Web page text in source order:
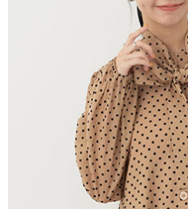
1.分期款項不併入電信帳單，「大哥付
2.透過簡訊連結打開帳單後，可選擇「
帳／街口支付／iPASS MONEY」等通
1.本服務係由「台灣大哥大股份有限公
用戶於交易時，得透過本服務購買商品
買賣價金債權讓與本公司後，依約使用
2.基於同意付款使用「大哥付你分期」
資料（包含姓名、電話或地址）提供予
由本公司與您本人進行分期帳單所需資
3.完整用戶服務條款，請詳閱以下連結：
３．安心：先確認商品／服務後，再付款
【「AFTEE先享後付」結帳流程】
１．於結帳方式選擇「AFTEE先享後
結帳頁面，進行簡訊認證並確認金額後
２．訂單成立數日內，您將收到繳費通
３．收到繳費通知簡訊後14天內，點擊
ATM／網路銀行／等多元方式進行付款
※ 請注意：結帳手續完成當下不需立刻
購買商品的店家。未經商家同意取消之
後付繳納相關費用。
※ 交易是否成功請以「AFTEE先享後
是否繳費成功／繳費後需取消欲退款等
https://
每筆NT$60，滿NT$388(含以上)免
每筆NT$60，滿NT$388(含以上)免
萊爾富取貨付款
每筆NT$60，滿NT$888(含以上)免
萊爾富純取貨
每筆NT$60，滿NT$888(含以上)免